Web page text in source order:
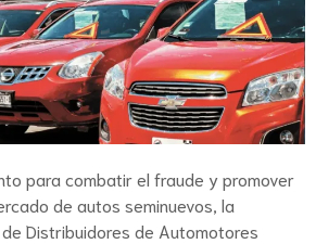
para combatir el fraude y promover
de autos seminuevos, la
Distribuidores de Automotores